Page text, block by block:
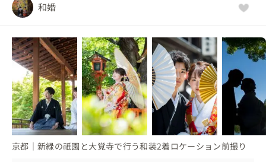
和婚
京都｜新緑の祇園と大覚寺で行う和装2着ロケーション前撮り